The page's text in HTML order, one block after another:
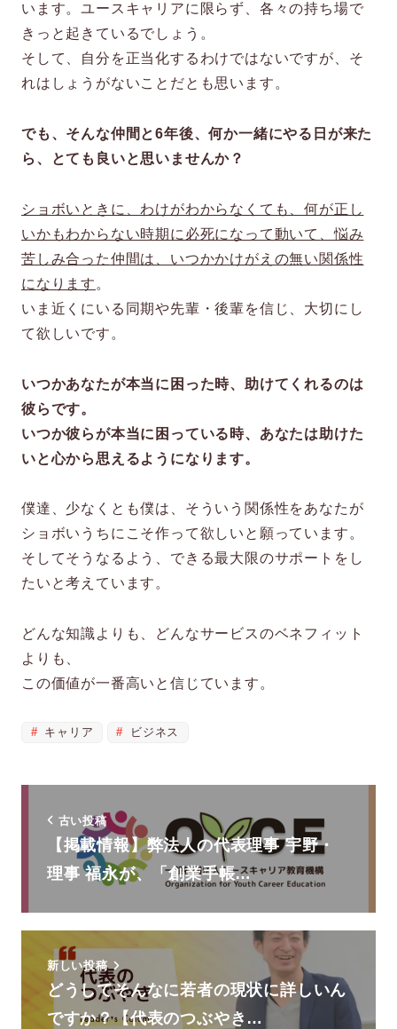
います。ユースキャリアに限らず、各々の持ち場で
きっと起きているでしょう。
そして、自分を正当化するわけではないですが、そ
れはしょうがないことだとも思います。
でも、そんな仲間と6年後、何か一緒にやる日が来た
ら、とても良いと思いませんか？
ショボいときに、わけがわからなくても、何が正し
いかもわからない時期に必死になって動いて、悩み
苦しみ合った仲間は、いつかかけがえの無い関係性
になります 。
いま近くにいる同期や先輩・後輩を信じ、大切にし
て欲しいです。
いつかあなたが本当に困った時、助けてくれるのは
彼らです。
いつか彼らが本当に困っている時、あなたは助けた
いと心から思えるようになります。
僕達、少なくとも僕は、そういう関係性をあなたが
ショボいうちにこそ作って欲しいと願っています。
そしてそうなるよう、できる最大限のサポートをし
たいと考えています。
どんな知識よりも、どんなサービスのベネフィット
よりも、
この価値が一番高いと信じています。
キャリア ビジネス
古い投稿
【掲載情報】弊法人の代表理事 宇野・
理事 福永が、「創業手帳…
新しい投稿
どうしてそんなに若者の現状に詳しいん
ですか？【代表のつぶやき…